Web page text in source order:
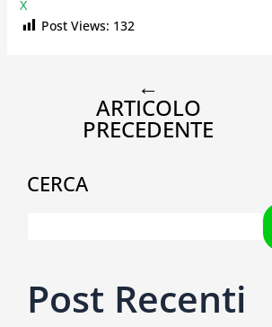
X
Post Views: 132
←
ARTICOLO
PRECEDENTE
CERCA
Post Recenti